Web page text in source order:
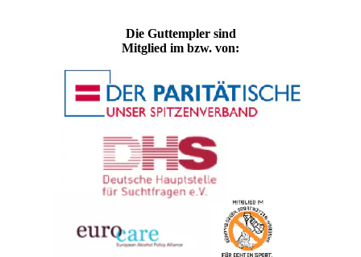
Die Guttempler sind
Mitglied im bzw. von: